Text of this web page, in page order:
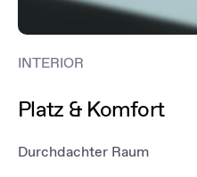
INTERIOR
Platz & Komfort
Durchdachter Raum